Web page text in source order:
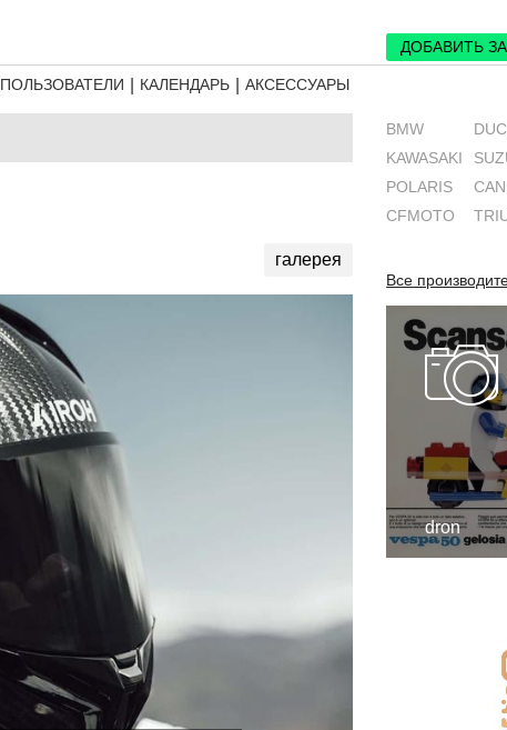
ДОБАВИТЬ
ПОЛЬЗОВАТЕЛИ КАЛЕНДАРЬ АКСЕССУАРЫ
галерея
BMW
KAWASAKI
POLARIS
CFMOTO
Все
dron